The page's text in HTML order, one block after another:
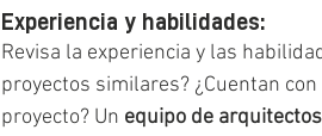
Experiencia y habilidades:
Revisa la experiencia y las
proyectos similares? ¿Cuentan
proyecto? Un equipo de arquitectos